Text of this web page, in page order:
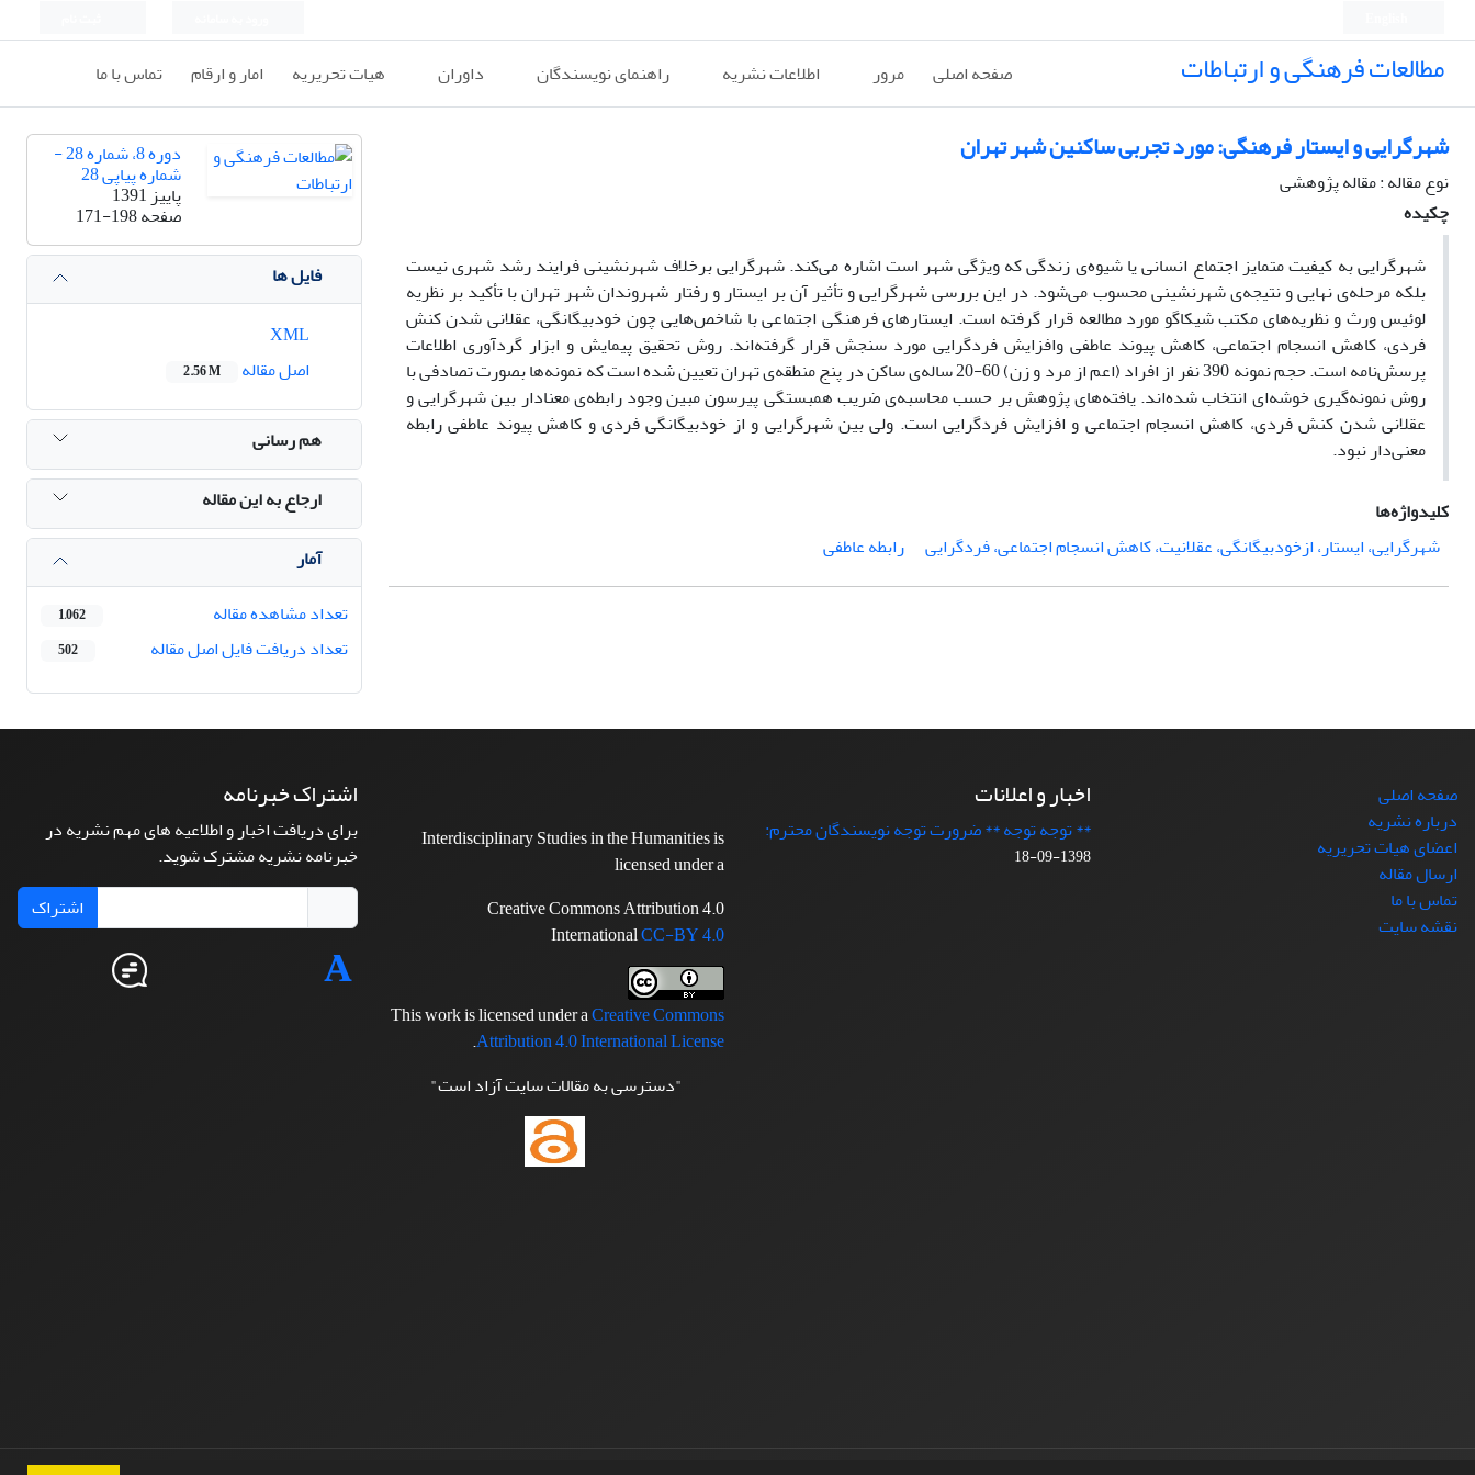
مطالعات فرهنگی و ارتباطات صفحه اصلی مرور اطلاعات نشریه راهنمای نویسندگان داوران هیات تحریریه امار و ارقام تماس با ما
شهرگرایی و ایستار فرهنگی: مورد تجربی ساکنین شهر تهران
نوع مقاله : مقاله پژوهشی
چکیده
شهرگرایی به کیفیت متمایز اجتماع انسانی یا شیوه‌ی زندگی که ویژگی شهر است اشاره می‌کند. شهرگرایی برخلاف شهرنشینی فرایند رشد شهری نیست
بلکه مرحله‌ی نهایی و نتیجه‌ی شهرنشینی محسوب می‌شود. در این بررسی شهرگرایی و تأثیر آن بر ایستار و رفتار شهروندان شهر تهران با تأکید بر نظریه
لوئیس ورث و نظریه‌‌های مکتب شیکاگو مورد مطالعه قرار گرفته است. ایستارهای فرهنگی اجتماعی با شاخص‌هایی چون خودبیگانگی، عقلانی شدن کنش
فردی، کاهش انسجام اجتماعی، کاهش پیوند عاطفی وافزایش فردگرایی مورد سنجش قرار گرفته‌اند. روش تحقیق پیمایش و ابزار گردآوری اطلاعات
پرسش‌نامه است. حجم نمونه 390 نفر از افراد (اعم از مرد و زن) 60-20 ساله‌ی ساکن در پنج منطقه‌ی تهران تعیین شده است که نمونه‌ها بصورت تصادفی با
روش نمونه‌گیری خوشه‌ای انتخاب شده‌اند. یافته‌های پژوهش بر حسب محاسبه‌ی ضریب همبستگی پیرسون مبین وجود رابطه‌ی معنادار بین شهرگرایی و
عقلانی شدن کنش فردی، کاهش انسجام اجتماعی و افزایش فردگرایی است. ولی بین شهرگرایی و از خودبیگانگی فردی و کاهش پیوند عاطفی رابطه
معنی‌دار نبود.
کلیدواژه‌ها
شهرگرایی، ایستار، ازخودبیگانگی، عقلانیت، کاهش انسجام اجتماعی، فردگرایی
رابطه عاطفی
دوره 8، شماره 28 -
شماره پیاپی 28
پاییز 1391
صفحه171-198
فایل ها
اصل مقاله
2.56 M
هم رسانی
ارجاع به این مقاله
آمار
تعداد مشاهده مقاله
1,062
تعداد دریافت فایل اصل مقاله 502
صفحه اصلی
درباره نشریه
اعضای هیات تحریریه
ارسال مقاله
تماس با ما
نقشه سایت
اخبار و اعلانات
** توجه توجه ** ضرورت توجه نویسندگان محترم:
1398-09-18
Interdisciplinary Studies in the Humanities is
licensed under a
Creative Commons Attribution 4.0
InternationalCC-BY 4.0
This work is licensed under aCreative Commons
Attribution 4.0 International License
.
"دسترسی به مقالات سایت آزاد است"
اشتراک خبرنامه
برای دریافت اخبار و اطلاعیه های مهم نشریه در
خبرنامه نشریه مشترک شوید.
اشتراک